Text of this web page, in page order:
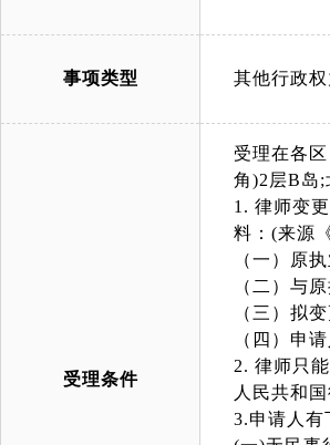
事项类型 其他行政
受理条件
受理在各
角)2层B岛;
1. 律师变
料：(来源
（一）原
（二）与
（三）拟
（四）申
2. 律师只
人民共和
3.申请人有